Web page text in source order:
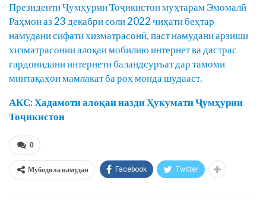
Президенти Ҷумҳурии Тоҷикистон муҳтарам Эмомалӣ
Раҳмон аз 23 декабри соли 2022 ҷиҳати беҳтар
намудани сифати хизматрасонӣ, паст намудани арзиши
хизматрасонии алоқаи мобилию интернет ва дастрас
гардонидани интернети баландсуръат дар тамоми
минтақаҳои мамлакат ба роҳ монда шудааст.
АКС: Хадамоти алоқаи назди Ҳукумати Ҷумҳурии
Тоҷикистон
0
Мубодила намудан Facebook Twitter